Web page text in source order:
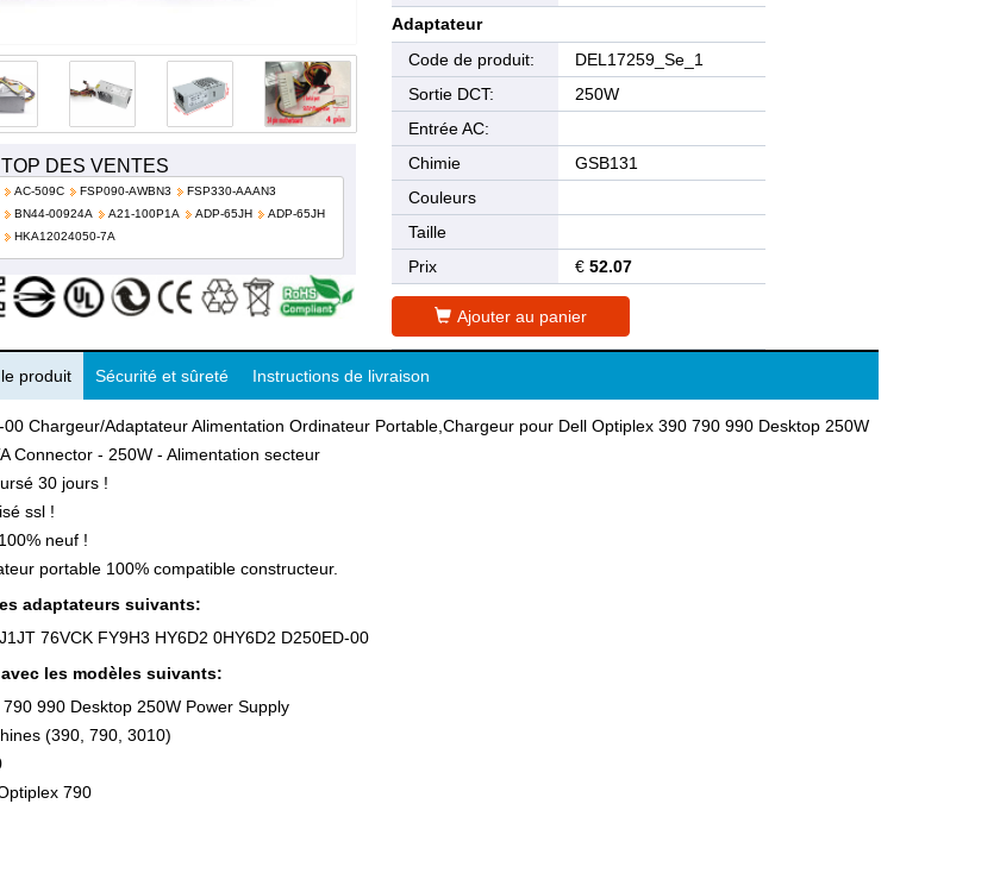
TOP DES VENTES
AC-509C FSP090-AWBN3
FSP330-AAAN3
BN44-00924A
A21-100P1A ADP-65JH
ADP-65JH
HKA12024050-7A
Adaptateur
Code de produit:
DEL17259_Se_1
Sortie DCT:
250W
Entrée AC:
Chimie
GSB131
Couleurs
Taille
Prix
€52.07
Ajouter au panier
produit Sécurité et sûreté Instructions de livraison
Chargeur/Adaptateur Alimentation Ordinateur Portable,Chargeur pour Dell Optiplex 390 790 990 Desktop 250W
Connector - 250W - Alimentation secteur
30 jours !
ssl !
neuf !
portable 100% compatible constructeur.
adaptateurs suivants:
76VCK FY9H3 HY6D2 0HY6D2 D250ED-00
les modèles suivants:
990 Desktop 250W Power Supply
(390, 790, 3010)
790